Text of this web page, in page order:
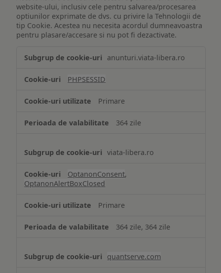
website-ului, inclusiv cele pentru salvarea/procesarea
optiunilor exprimate de dvs. cu privire la Tehnologii de
tip Cookie. Acestea nu necesita acordul dumneavoastra
pentru plasare/accesare si nu pot fi dezactivate.
de
Cookie
necesare
anunturi.viata-libera.ro
PHPSESSID
Primare
364 zile
viata-libera.ro
OptanonConsent,
OptanonAlertBoxClosed
Primare
364 zile, 364 zile
quantserve.com